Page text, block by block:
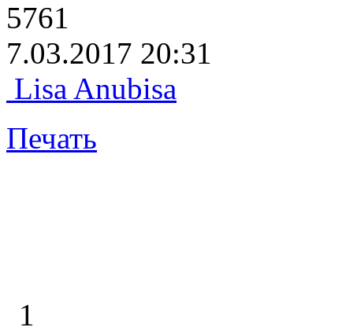
5761
7.03.2017 20:31
Lisa Anubisa
Печать
1